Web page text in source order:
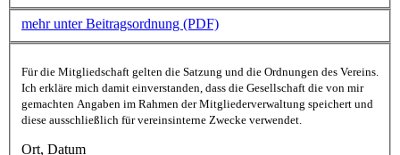
mehr unter Beitragsordnung (PDF)
Für die Mitgliedschaft gelten die Satzung und die Ordnungen des Vereins.
Ich erkläre mich damit einverstanden, dass die Gesellschaft die von mir
gemachten Angaben im Rahmen der Mitgliederverwaltung speichert und
diese ausschließlich für vereinsinterne Zwecke verwendet.
Ort, Datum